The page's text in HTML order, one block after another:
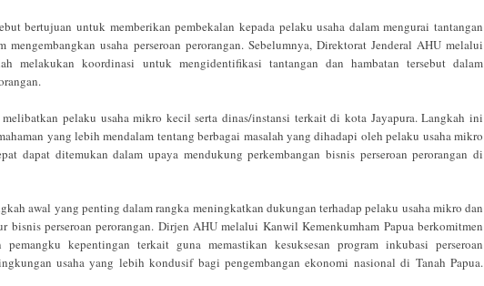
bertujuan untuk memberikan pembekalan kepada pelaku usaha dalam mengurai tantangan
mengembangkan usaha perseroan perorangan. Sebelumnya, Direktorat Jenderal AHU melalui
melakukan koordinasi untuk mengidentifikasi tantangan dan hambatan tersebut dalam
pelaku usaha mikro kecil serta dinas/instansi terkait di kota Jayapura. Langkah ini
yang lebih mendalam tentang berbagai masalah yang dihadapi oleh pelaku usaha mikro
dapat ditemukan dalam upaya mendukung perkembangan bisnis perseroan perorangan di
awal yang penting dalam rangka meningkatkan dukungan terhadap pelaku usaha mikro dan
bisnis perseroan perorangan. Dirjen AHU melalui Kanwil Kemenkumham Papua berkomitmen
kepentingan terkait guna memastikan kesuksesan program inkubasi perseroan
usaha yang lebih kondusif bagi pengembangan ekonomi nasional di Tanah Papua.